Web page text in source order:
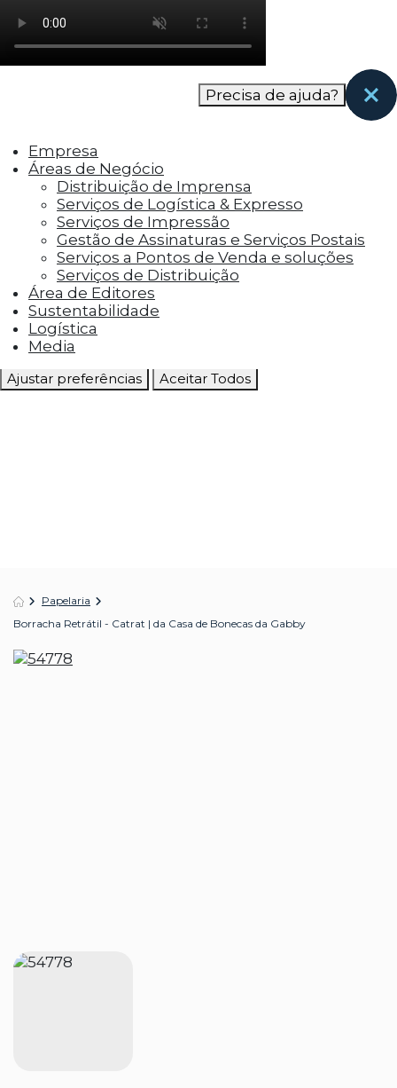
como os visitantes interagem com o site. Esses
cookies ajudam a fornecer informações sobre
as métricas do número de visitantes, taxa de
rejeição, origem do tráfego, etc.
funcionalidades, como compartilhar o
conteúdo do site em plataformas de social
media, coletar feedbacks e outros recursos de
terceiros.
Cookies Marketing
Os cookies de marketing são usados para
entregar aos visitantes anúncios
personalizados com base nas páginas que eles
visitaram antes e analisar a eficácia da
campanha publicitária.
Ajustar preferências Aceitar Todos
Precisa de ajuda?
Empresa
Áreas de Negócio
Distribuição de Imprensa
Serviços de Logística & Expresso
Serviços de Impressão
Gestão de Assinaturas e Serviços Postais
Serviços a Pontos de Venda e soluções
Serviços de Distribuição
Área de Editores
Sustentabilidade
Logística
Media
Papelaria
Borracha Retrátil - Catrat | da Casa de Bonecas da Gabby